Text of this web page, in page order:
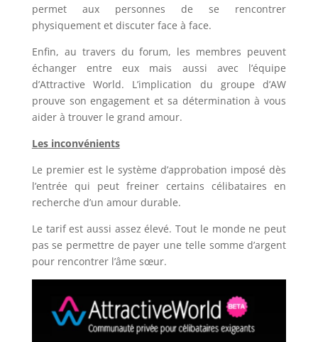
permet aux personnes de se rencontrer
physiquement et discuter face à face.
Enfin, au travers du forum, les membres peuvent
échanger entre eux mais aussi avec l’équipe
d’Attractive World. L’implication du groupe d’AW
prouve son engagement et sa détermination à vous
aider à trouver le grand amour.
Les inconvénients
Le premier est le système d’approbation imposé dès
l’entrée qui peut freiner certains célibataires en
recherche d’un amour durable.
Le tarif est aussi assez élevé. Tout le monde ne peut
pas se permettre de payer une telle somme d’argent
pour rencontrer l’âme sœur.